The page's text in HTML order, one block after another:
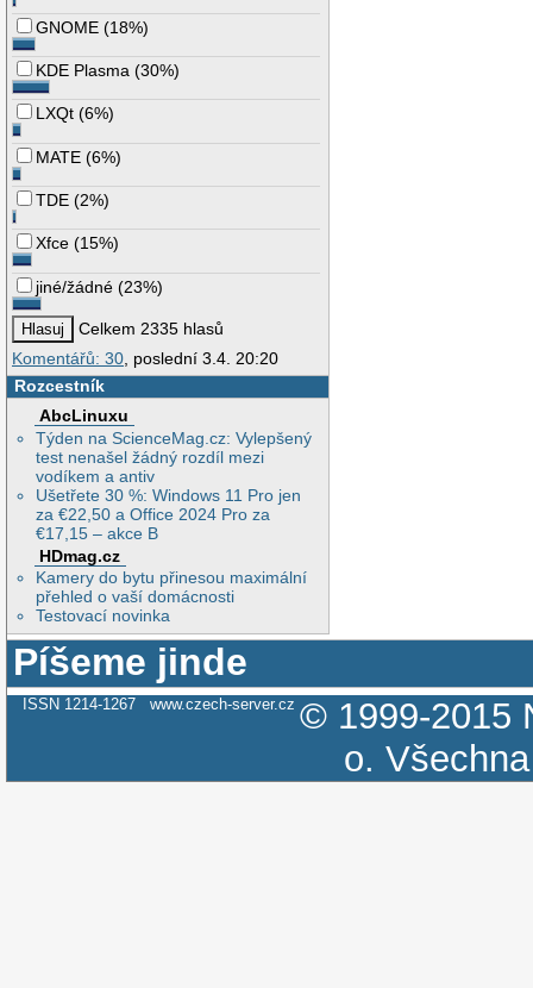
GNOME (18%)
KDE Plasma (30%)
LXQt (6%)
MATE (6%)
TDE (2%)
Xfce (15%)
jiné/žádné (23%)
Celkem 2335 hlasů
Komentářů: 30, poslední 3.4. 20:20
Rozcestník
AbcLinuxu
Týden na ScienceMag.cz: Vylepšený
test nenašel žádný rozdíl mezi
vodíkem a antiv
Ušetřete 30 %: Windows 11 Pro jen
za €22,50 a Office 2024 Pro za
€17,15 – akce B
HDmag.cz
Kamery do bytu přinesou maximální
přehled o vaší domácnosti
Testovací novinka
Píšeme jinde
ISSN 1214-1267 www.czech-server.cz © 1999-2015
o.